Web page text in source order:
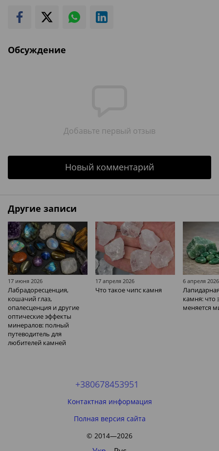
Обсуждение
Добавьте первый отзыв
Новый комментарий
Другие записи
17 июня 2026
Лабрадоресценция,
кошачий глаз,
опалесценция и другие
оптические эффекты
минералов: полный
путеводитель для
любителей камней
17 апреля 2026
Что такое чипс камня
6 апреля 2026
камня: что
меняется
+380678453951
Контактная информация
Полная версия сайта
© 2014—2026